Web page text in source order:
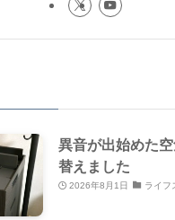
異音が出始めた
替えました
2026年8月1日 ライフ